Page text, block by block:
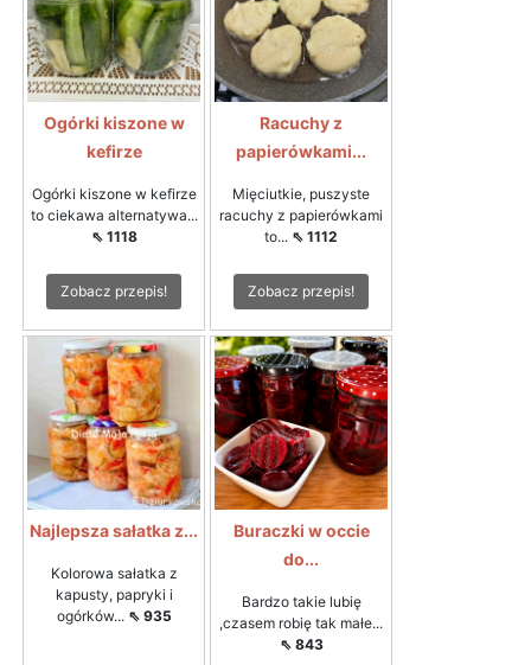
Ogórki kiszone w
kefirze
Ogórki kiszone w kefirze
to ciekawa alternatywa...
⇖ 1118
Zobacz przepis!
Racuchy z
papierówkami...
Mięciutkie, puszyste
racuchy z papierówkami
to... ⇖ 1112
Zobacz przepis!
Najlepsza sałatka z...
Kolorowa sałatka z
kapusty, papryki i
ogórków... ⇖ 935
Buraczki w occie
do...
Bardzo takie lubię
,czasem robię tak małe...
⇖ 843